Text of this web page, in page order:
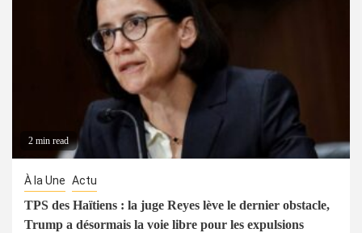
2 min read
À la Une Actu
TPS des Haïtiens : la juge Reyes lève le dernier obstacle,
Trump a désormais la voie libre pour les expulsions